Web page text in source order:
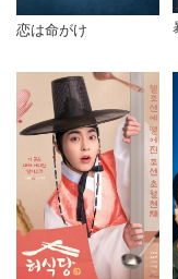
恋は命がけ